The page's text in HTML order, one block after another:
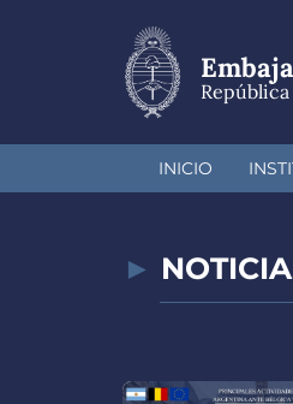
INICIO